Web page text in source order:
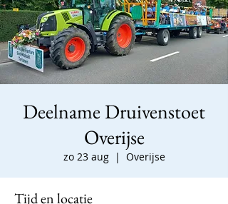
Deelname Druivenstoet
Overijse
zo 23 aug
  |
Overijse
Tijd en locatie